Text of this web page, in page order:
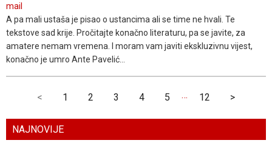
mail
A pa mali ustaša je pisao o ustancima ali se time ne hvali. Te
tekstove sad krije. Pročitajte konačno literaturu, pa se javite, za
amatere nemam vremena. I moram vam javiti ekskluzivnu vijest,
konačno je umro Ante Pavelić...
< 1 2 3 4 5 … 12 >
NAJNOVIJE